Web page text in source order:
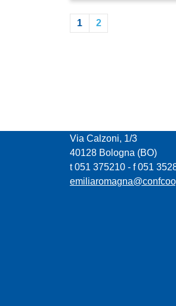
1 2
Via Calzoni, 1/3
40128 Bologna (BO)
t 051 375210 - f 051